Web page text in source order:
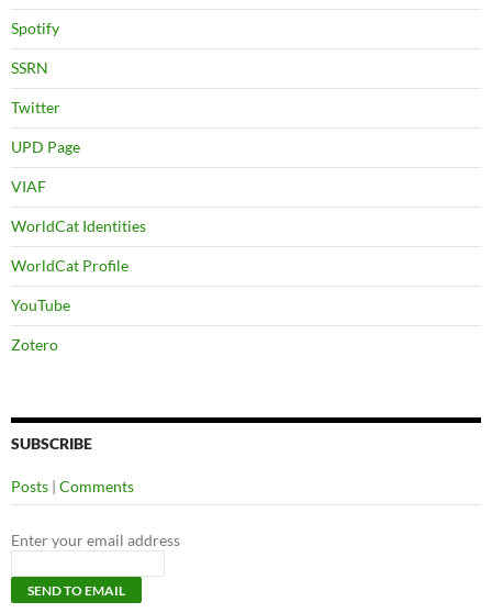
Spotify
SSRN
Twitter
UPD Page
VIAF
WorldCat Identities
WorldCat Profile
YouTube
Zotero
SUBSCRIBE
Posts | Comments
Enter your email address